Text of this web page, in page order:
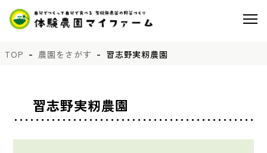
TOP 農園をさがす 習志野実籾農園
習志野実籾農園